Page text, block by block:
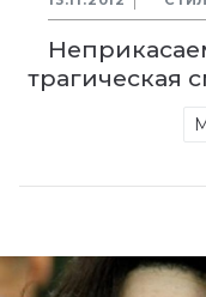
трагическая